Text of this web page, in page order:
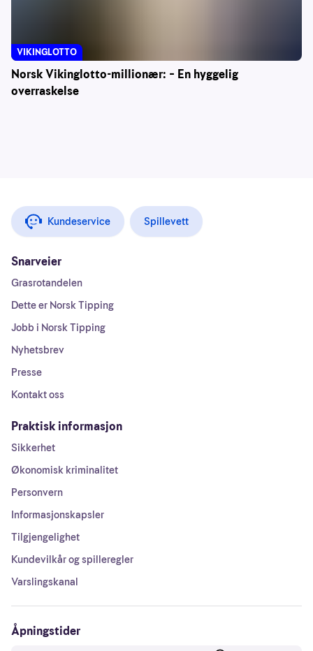
Norsk Vikinglotto-millionær: – En hyggelig
overraskelse
VIKINGLOTTO
Kundeservice Spillevett
Snarveier
Grasrotandelen
Dette er Norsk Tipping
Jobb i Norsk Tipping
Nyhetsbrev
Presse
Kontakt oss
Praktisk informasjon
Sikkerhet
Økonomisk kriminalitet
Personvern
Informasjonskapsler
Tilgjengelighet
Kundevilkår og spilleregler
Varslingskanal
Åpningstider